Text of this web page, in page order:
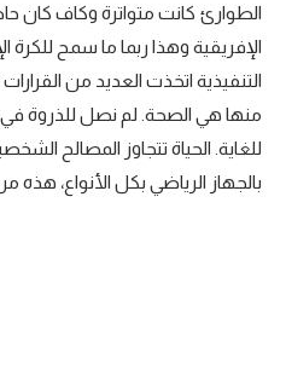
الطوارئ كانت متواترة وكاف كان
الإفريقية وهذا ربما ما سمح للكرة
التنفيذية اتخذت العديد من
منها هي الصحة. لم نصل للذروة في
للغاية. الحياة تتجاوز المصالح
بالجهاز الرياضي بكل الأنواع،